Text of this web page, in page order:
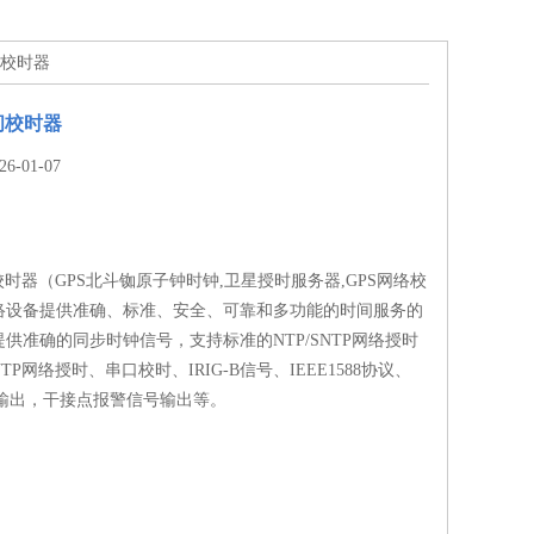
时器
校时器
01-07
器（GPS北斗铷原子钟时钟,卫星授时服务器,GPS网络校
设备提供准确、标准、安全、可靠和多功能的时间服务的
准确的同步时钟信号，支持标准的NTP/SNTP网络授时
网络授时、串口校时、IRIG-B信号、IEEE1588协议、
出，干接点报警信号输出等。